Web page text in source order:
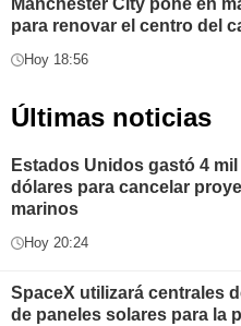
Manchester City pone en
para renovar el centro del
Hoy 18:56
Últimas noticias
Estados Unidos gastó 4
dólares para cancelar
marinos
Hoy 20:24
SpaceX utilizará centrales
de paneles solares para la